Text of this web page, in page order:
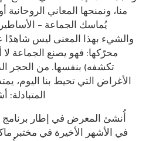
منا، ونمنحها المعاني الروحانية
يُماسك الجماعة –
والشيء بهذا المعنى ليس
محرّكها: فهو يصنع الجماعة
تكشفه) بنفسها. من الحجر
الأغراض التي تحيط بنا اليوم،
المتبادلة:
أُنشئ المعرض في إطار برنامج
في الأشهر الأخيرة في مختبر